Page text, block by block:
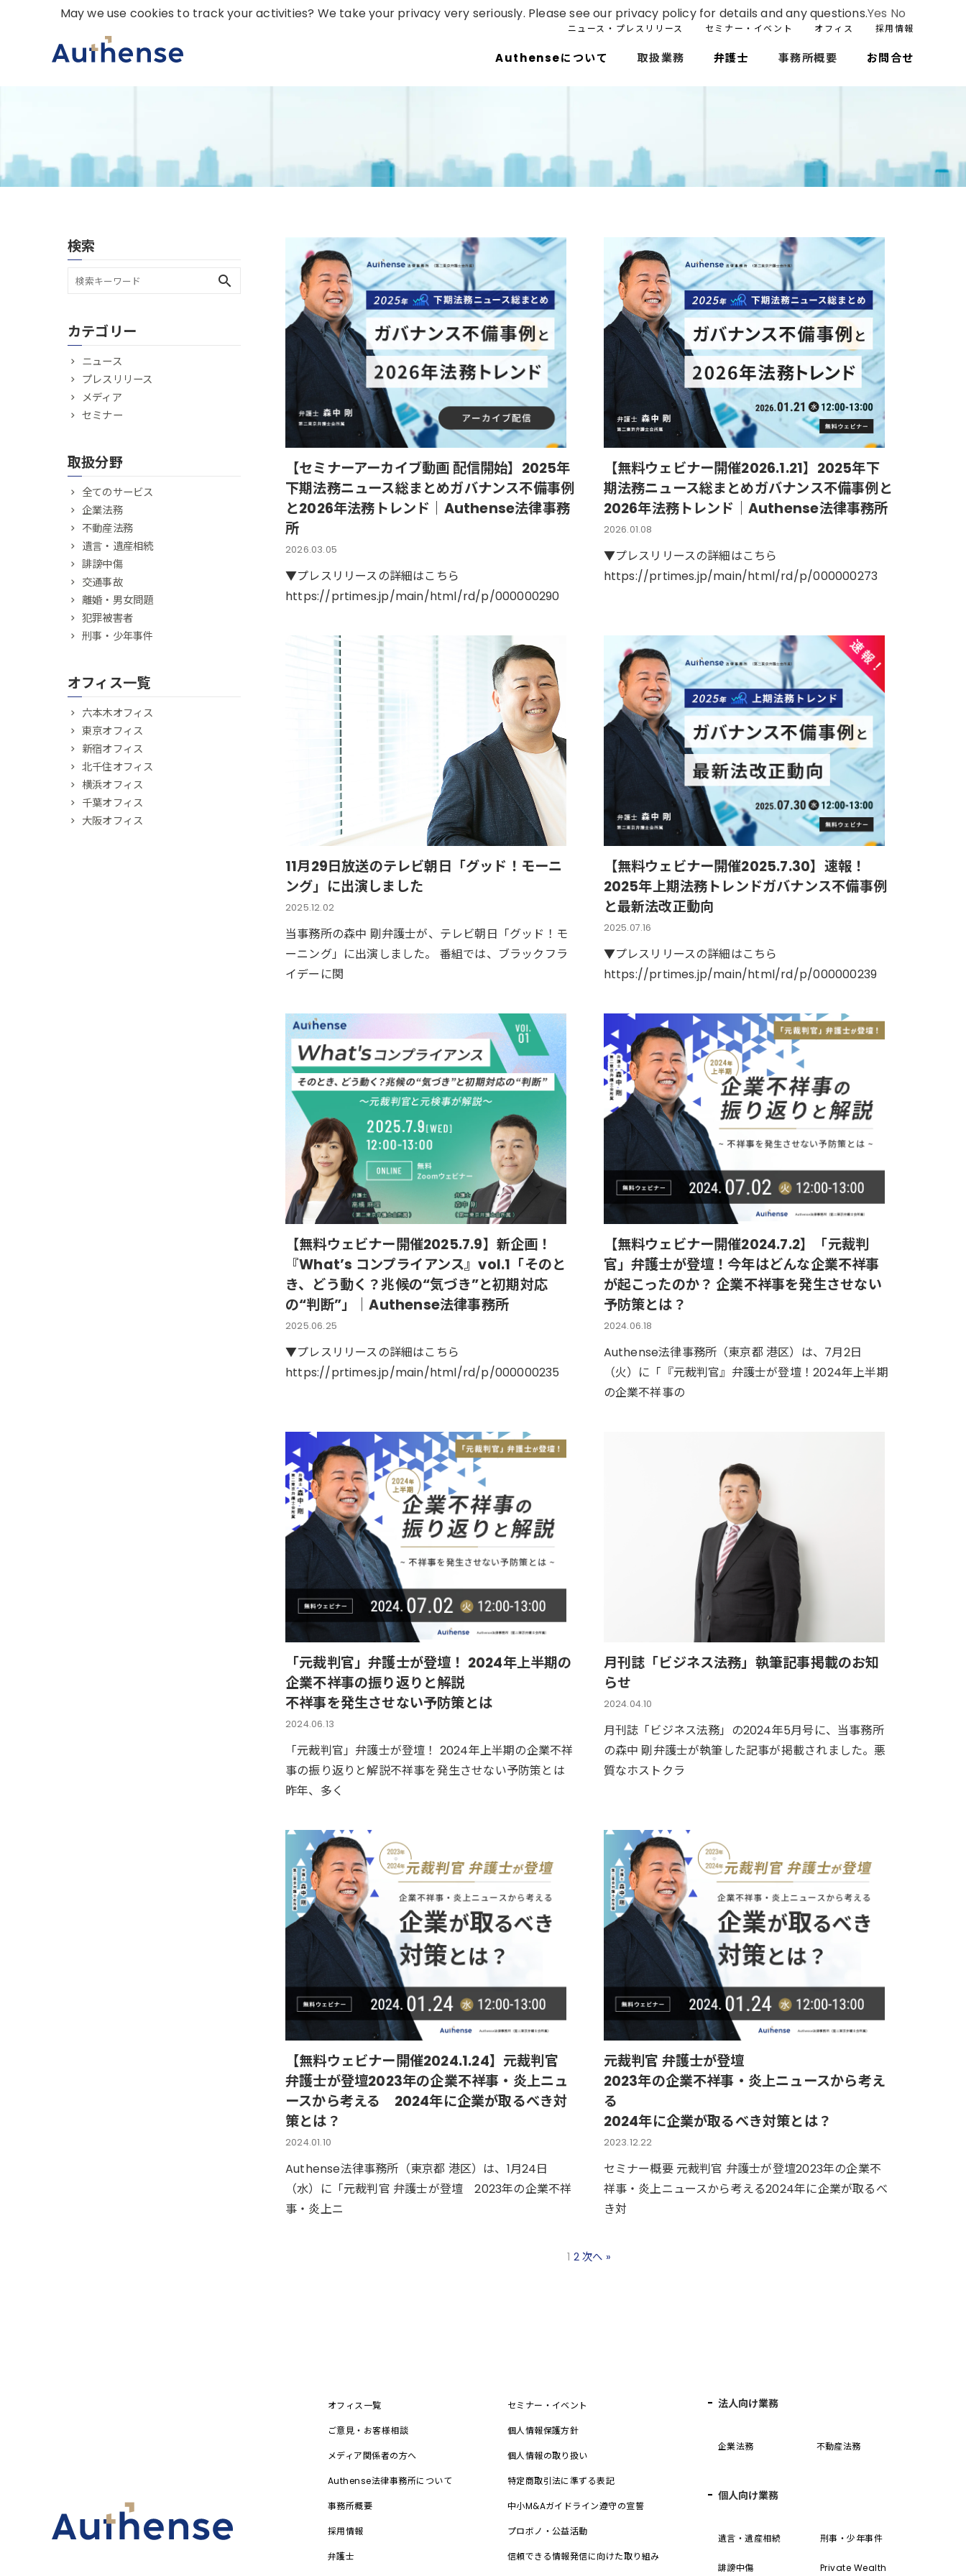
ニュース・プレスリリース セミナー・イベント オフィス 採用情報
Authenseについて 取扱業務 弁護士 事務所概要 お問合せ
【セミナーアーカイブ動画 配信開始】2025年
下期法務ニュース総まとめガバナンス不備事例
と2026年法務トレンド｜Authense法律事務
所
2026.03.05
▼プレスリリースの詳細はこちら
https://prtimes.jp/main/html/rd/p/000000290
【無料ウェビナー開催2026.1.21】2025年下
期法務ニュース総まとめガバナンス不備事例と
2026年法務トレンド｜Authense法律事務所
2026.01.08
▼プレスリリースの詳細はこちら
https://prtimes.jp/main/html/rd/p/000000273
11月29日放送のテレビ朝日「グッド！モーニ
ング」に出演しました
2025.12.02
当事務所の森中 剛弁護士が、テレビ朝日「グッド！モ
ーニング」に出演しました。 番組では、ブラックフラ
イデーに関
【無料ウェビナー開催2025.7.30】速報！
2025年上期法務トレンドガバナンス不備事例
と最新法改正動向
2025.07.16
▼プレスリリースの詳細はこちら
https://prtimes.jp/main/html/rd/p/000000239
【無料ウェビナー開催2025.7.9】新企画！
『What’s コンプライアンス』vol.1「そのと
き、どう動く？兆候の“気づき”と初期対応
の“判断”」｜Authense法律事務所
2025.06.25
▼プレスリリースの詳細はこちら
https://prtimes.jp/main/html/rd/p/000000235
【無料ウェビナー開催2024.7.2】「元裁判
官」弁護士が登壇！今年はどんな企業不祥事
が起こったのか？ 企業不祥事を発生させない
予防策とは？
2024.06.18
Authense法律事務所（東京都 港区）は、7月2日
（火）に「『元裁判官』弁護士が登壇！2024年上半期
の企業不祥事の
「元裁判官」弁護士が登壇！ 2024年上半期の
企業不祥事の振り返りと解説
不祥事を発生させない予防策とは
2024.06.13
「元裁判官」弁護士が登壇！ 2024年上半期の企業不祥
事の振り返りと解説不祥事を発生させない予防策とは
昨年、多く
月刊誌「ビジネス法務」執筆記事掲載のお知
らせ
2024.04.10
月刊誌「ビジネス法務」の2024年5月号に、当事務所
の森中 剛弁護士が執筆した記事が掲載されました。悪
質なホストクラ
【無料ウェビナー開催2024.1.24】元裁判官
弁護士が登壇2023年の企業不祥事・炎上ニュ
ースから考える 2024年に企業が取るべき対
策とは？
2024.01.10
Authense法律事務所（東京都 港区）は、1月24日
（水）に「元裁判官 弁護士が登壇 2023年の企業不祥
事・炎上ニ
元裁判官 弁護士が登壇
2023年の企業不祥事・炎上ニュースから考え
る
2024年に企業が取るべき対策とは？
2023.12.22
セミナー概要 元裁判官 弁護士が登壇2023年の企業不
祥事・炎上ニュースから考える2024年に企業が取るべ
き対
1 2 次へ »
検索
search
カテゴリー
ニュース
プレスリリース
メディア
セミナー
取扱分野
全てのサービス
企業法務
不動産法務
遺言・遺産相続
誹謗中傷
交通事故
離婚・男女問題
犯罪被害者
刑事・少年事件
オフィス一覧
六本木オフィス
東京オフィス
新宿オフィス
北千住オフィス
横浜オフィス
千葉オフィス
大阪オフィス
オフィス一覧
ご意見・お客様相談
メディア関係者の方へ
Authense法律事務所について
事務所概要
採用情報
弁護士
セミナー・イベント
個人情報保護方針
個人情報の取り扱い
特定商取引法に準ずる表記
中小M&Aガイドライン遵守の宣誓
プロボノ・公益活動
信頼できる情報発信に向けた取り組み
法人向け業務
企業法務 不動産法務
個人向け業務
遺言・遺産相続 刑事・少年事件
誹謗中傷 Private Wealth
May we use cookies to track your activities? We take your privacy very seriously. Please see our privacy policy for details and any questions.Yes No